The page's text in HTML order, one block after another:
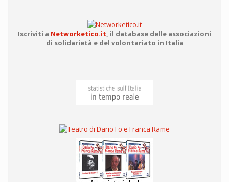
Iscriviti a Networketico.it, il database delle associazioni
di solidarietà e del volontariato in Italia